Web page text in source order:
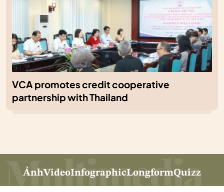
VCA promotes credit cooperative
partnership with Thailand
ẢnhVideoInfographicLongformQuizz